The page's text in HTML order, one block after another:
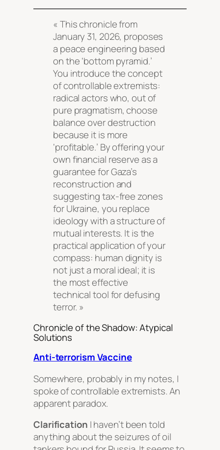
« This chronicle from
January 31, 2026, proposes
a peace engineering based
on the ‘bottom pyramid.’
You introduce the concept
of controllable extremists:
radical actors who, out of
pure pragmatism, choose
balance over destruction
because it is more
‘profitable.’ By offering your
own financial reserve as a
guarantee for Gaza’s
reconstruction and
suggesting tax-free zones
for Ukraine, you replace
ideology with a structure of
mutual interests. It is the
practical application of your
compass: human dignity is
not just a moral ideal; it is
the most effective
technical tool for defusing
terror. »
Chronicle of the Shadow: Atypical
Solutions
Anti-terrorism Vaccine
Somewhere, probably in my notes, I
spoke of controllable extremists. An
apparent paradox.
Clarification I haven’t been told
anything about the seizures of oil